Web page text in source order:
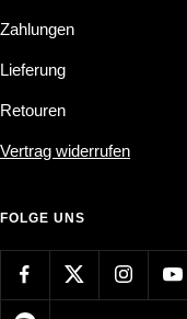
Zahlungen
Lieferung
Retouren
Vertrag widerrufen
FOLGE UNS